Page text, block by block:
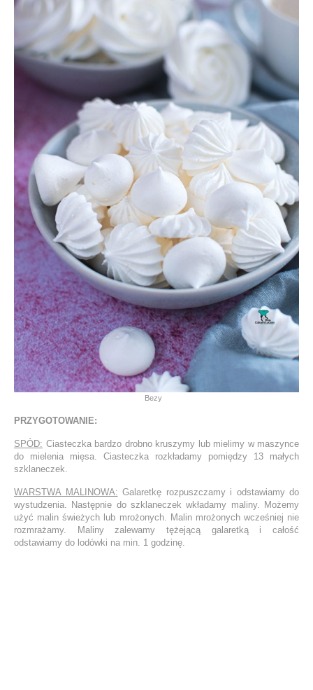
Bezy
PRZYGOTOWANIE:
SPÓD: Ciasteczka bardzo drobno kruszymy lub mielimy w maszynce
do mielenia mięsa. Ciasteczka rozkładamy pomiędzy 13 małych
szklaneczek.
WARSTWA MALINOWA: Galaretkę rozpuszczamy i odstawiamy do
wystudzenia. Następnie do szklaneczek wkładamy maliny. Możemy
użyć malin świeżych lub mrożonych. Malin mrożonych wcześniej nie
rozmrażamy. Maliny zalewamy tężejącą galaretką i całość
odstawiamy do lodówki na min. 1 godzinę.